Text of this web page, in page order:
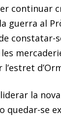
continuar
guerra al
constatar-
la
quedar-se